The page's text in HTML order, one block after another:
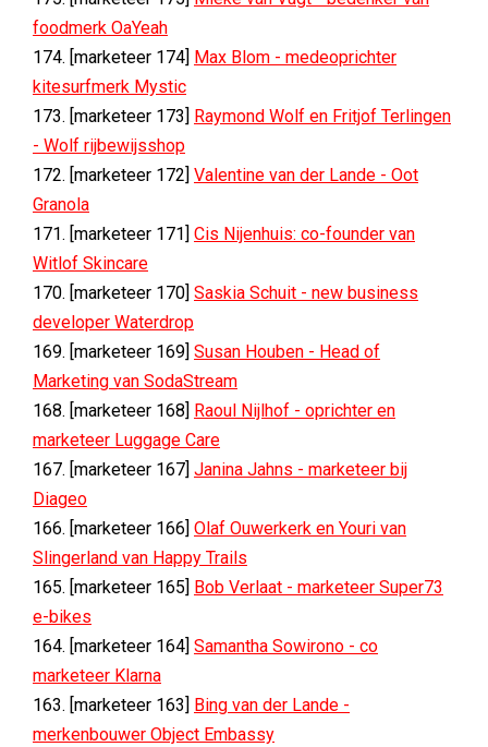
foodmerk OaYeah
174. [marketeer 174] Max Blom - medeoprichter
kitesurfmerk Mystic
173. [marketeer 173]
Raymond Wolf en Fritjof Terlingen
- Wolf rijbewijsshop
172. [marketeer 172] Valentine van der Lande - Oot
Granola
171. [marketeer 171] Cis Nijenhuis: co-founder van
Witlof Skincare
170. [marketeer 170] Saskia Schuit - new business
developer Waterdrop
169. [marketeer 169] Susan Houben - Head of
Marketing van SodaStream
168. [marketeer 168]
Raoul Nijlhof - oprichter en
marketeer Luggage Care
167. [marketeer 167] Janina Jahns - marketeer bij
Diageo
166. [marketeer 166] Olaf Ouwerkerk en Youri van
Slingerland van Happy Trails
165. [marketeer 165]
Bob Verlaat - marketeer Super73
e-bikes
164. [marketeer 164] Samantha Sowirono - co
marketeer Klarna
163. [marketeer 163]
Bing van der Lande -
merkenbouwer Object Embassy